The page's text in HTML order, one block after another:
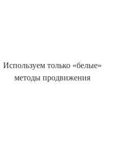
Используем только «белые»
методы продвижения